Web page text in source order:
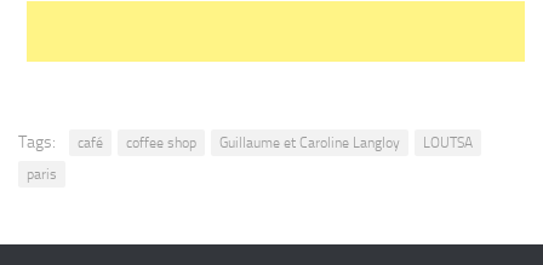
Tags: café coffee shop Guillaume et Caroline Langloy
LOUTSA
paris